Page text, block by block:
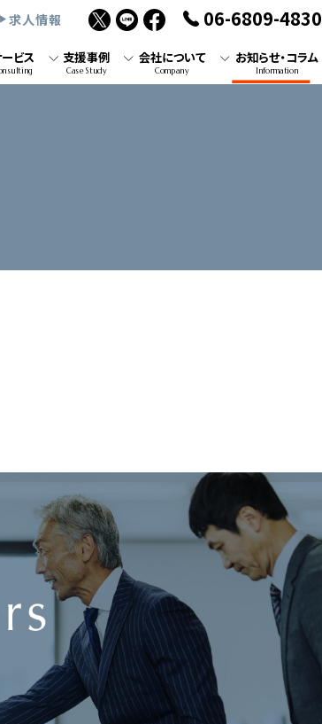
求人情報 06-6809-4830
ビス 支援事例
Case Study
会社について
Company
お知らせ・コラム
Information